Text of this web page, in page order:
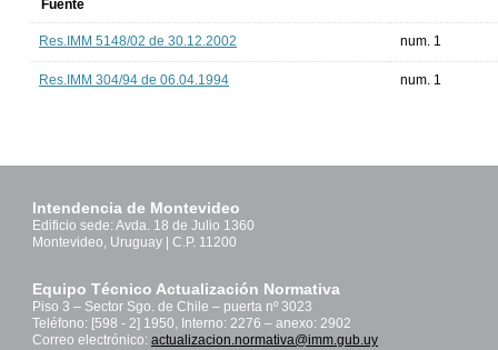
Fuente
Res.IMM 5148/02 de 30.12.2002 num. 1
Res.IMM 304/94 de 06.04.1994 num. 1
Intendencia de Montevideo
Edificio sede: Avda. 18 de Julio 1360
Montevideo, Uruguay | C.P. 11200
Equipo Técnico Actualización Normativa
Piso 3 – Sector Sgo. de Chile – puerta nº 3023
Teléfono: [598 - 2] 1950, Interno: 2276 – anexo: 2902
Correo electrónico: actualizacion.normativa@imm.gub.uy